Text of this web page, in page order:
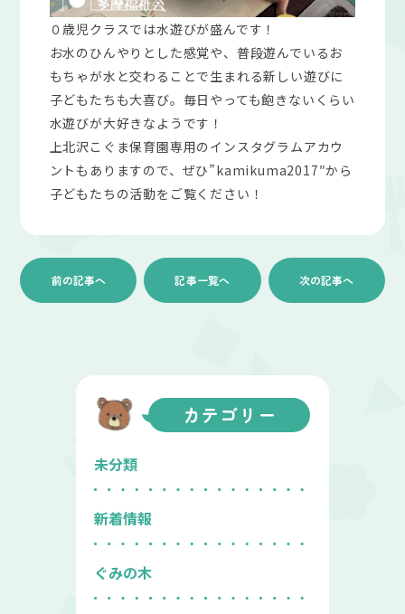
０歳児クラスでは水遊びが盛んです！
お水のひんやりとした感覚や、普段遊んでいるお
もちゃが水と交わることで生まれる新しい遊びに
子どもたちも大喜び。毎日やっても飽きないくらい
水遊びが大好きなようです！
上北沢こぐま保育園専用のインスタグラムアカウ
ントもありますので、ぜひ”kamikuma2017″から
子どもたちの活動をご覧ください！
前の記事へ 記事一覧へ 次の記事へ
カテゴリー
未分類
新着情報
ぐみの木